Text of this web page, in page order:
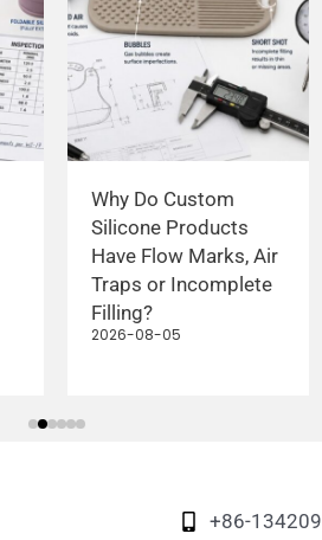
Why Do Custom
Silicone Products
Have Flow Marks, Air
Traps or Incomplete
Filling?
2026-08-05
+86-